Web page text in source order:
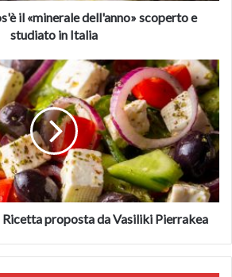
il «minerale dell'anno» scoperto e
studiato in Italia
proposta da Vasiliki Pierrakea